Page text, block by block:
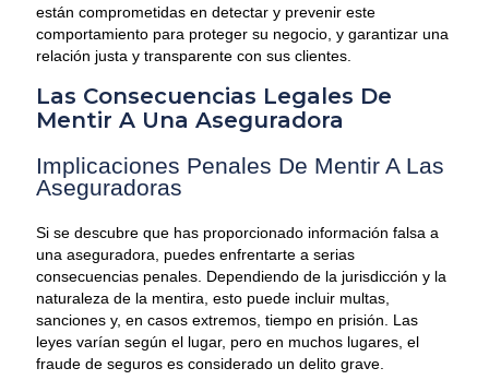
están comprometidas en detectar y prevenir este
comportamiento para proteger su negocio, y garantizar una
relación justa y transparente con sus clientes.
Las Consecuencias Legales De
Mentir A Una Aseguradora
Implicaciones Penales De Mentir A Las
Aseguradoras
Si se descubre que has proporcionado información falsa a
una aseguradora, puedes enfrentarte a serias
consecuencias penales. Dependiendo de la jurisdicción y la
naturaleza de la mentira, esto puede incluir multas,
sanciones y, en casos extremos, tiempo en prisión. Las
leyes varían según el lugar, pero en muchos lugares, el
fraude de seguros es considerado un delito grave.